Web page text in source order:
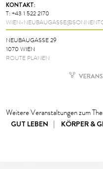
KONTAKT:
T: +43 1 522 2170
WIEN-
NEUBAUGASSE 29
1070 WIEN
ROUTE PLANEN
Weitere Veranstaltungen zum
GUT LEBEN
KÖRPER &